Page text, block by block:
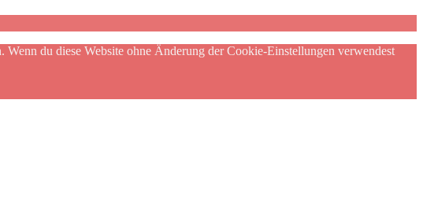
du diese Website ohne Änderung der Cookie-Einstellungen verwendest